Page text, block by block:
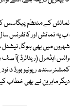
نمائش کے منتظم پیگاسس
اب یہ نمائش اور کانفرنس سال
شہروں میں بھی ہوگا، نیشنل
وائس ایڈمرل (ریٹائرڈ )آصف
کمشنر سندھ ریونیو بورڈ
دیگر ماہرین نے بھی خطاب